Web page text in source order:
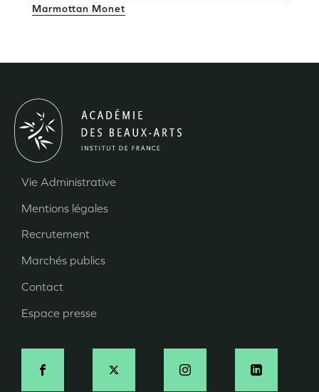
Marmottan Monet
Pied
de
page
Vie Administrative
Mentions légales
Recrutement
Marchés publics
Contact
Espace presse
Social